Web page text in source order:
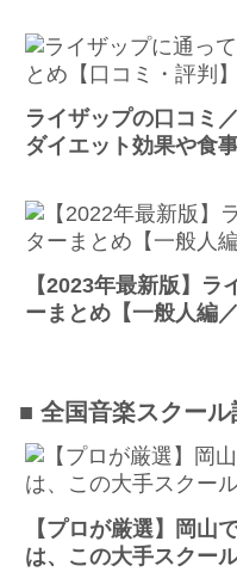
ライザップの口コミ
ダイエット効果や食事
【2023年最新版】ラ
ーまとめ【一般人編
■ 全国音楽スクール
【プロが厳選】岡山
は、この大手スクー